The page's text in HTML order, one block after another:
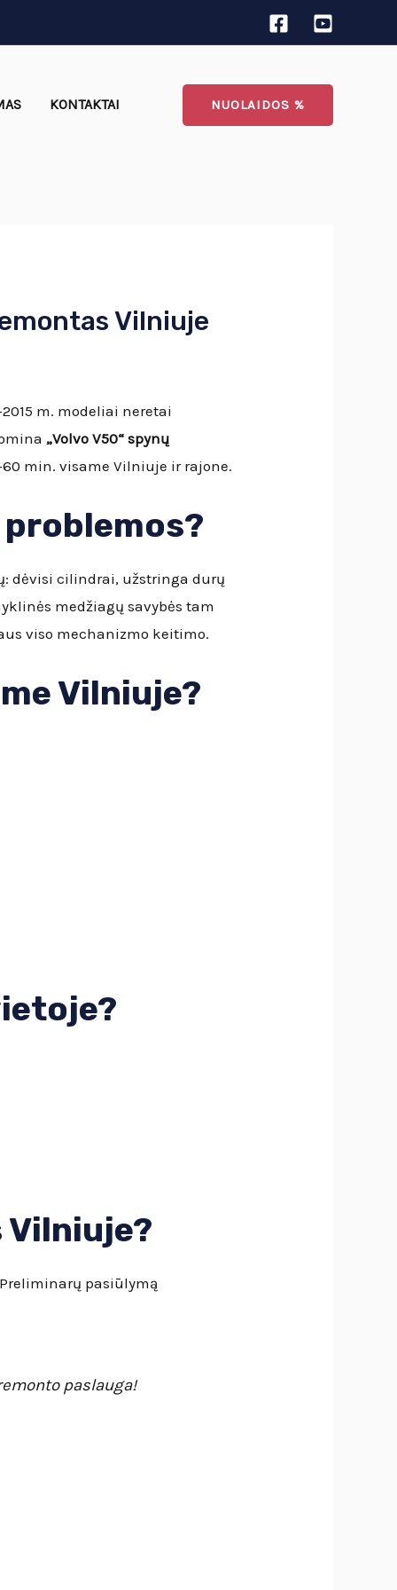
KONTAKTAI NUOLAIDOS %
Vilniuje
m. modeliai neretai
„Volvo V50“ spynų
min. visame Vilniuje ir rajone.
dėvisi cilindrai, užstringa durų
medžiagų savybės tam
viso mechanizmo keitimo.
Vilniuje?
Vilniuje?
pasiūlymą
paslauga!